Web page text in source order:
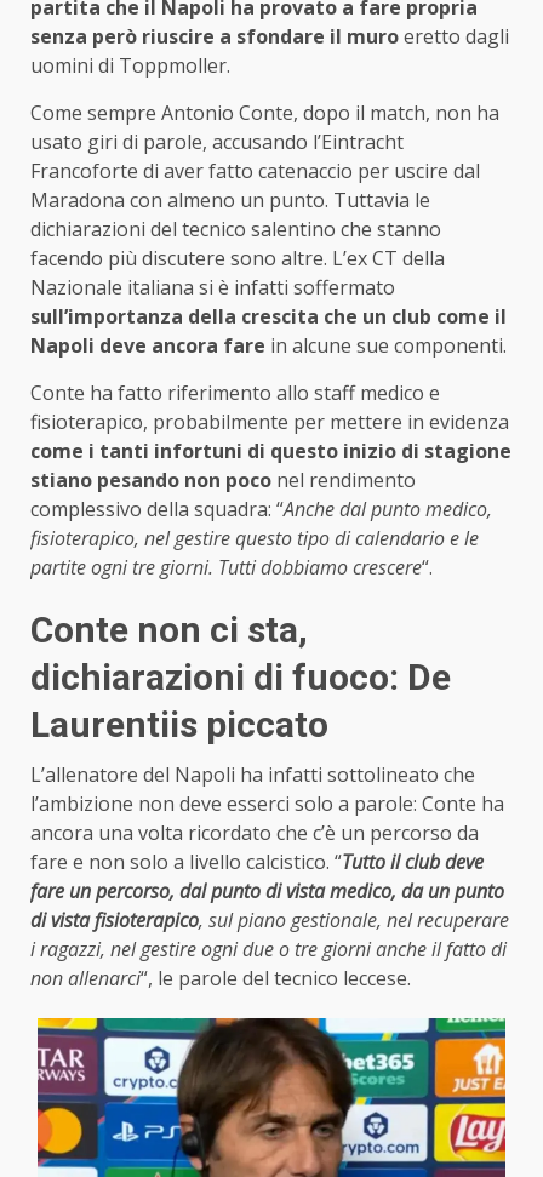
partita che il Napoli ha provato a fare propria
senza però riuscire a sfondare il muroeretto dagli
uomini di Toppmoller.
Come sempre Antonio Conte, dopo il match, non ha
usato giri di parole, accusando l’Eintracht
Francoforte di aver fatto catenaccio per uscire dal
Maradona con almeno un punto. Tuttavia le
dichiarazioni del tecnico salentino che stanno
facendo più discutere sono altre. L’ex CT della
Nazionale italiana si è infatti soffermato
sull’importanza della crescita che un club come il
Napoli deve ancora fare in alcune sue componenti.
Conte ha fatto riferimento allo staff medico e
fisioterapico, probabilmente per mettere in evidenza
come i tanti infortuni di questo inizio di stagione
stiano pesando non poco nel rendimento
complessivo della squadra: “Anche dal punto medico,
fisioterapico, nel gestire questo tipo di calendario e le
partite ogni tre giorni. Tutti dobbiamo crescere“.
Conte non ci sta,
dichiarazioni di fuoco: De
Laurentiis piccato
L’allenatore del Napoli ha infatti sottolineato che
l’ambizione non deve esserci solo a parole: Conte ha
ancora una volta ricordato che c’è un percorso da
fare e non solo a livello calcistico. “Tutto il club deve
fare un percorso, dal punto di vista medico, da un punto
di vista fisioterapico, sul piano gestionale, nel recuperare
i ragazzi, nel gestire ogni due o tre giorni anche il fatto di
non allenarci“, le parole del tecnico leccese.